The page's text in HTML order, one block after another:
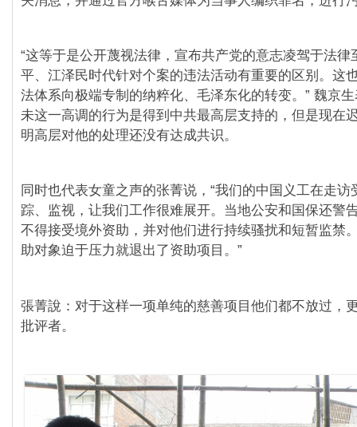
“这等于是公开蔑视法律，宣布共产党的意志凌驾于法律
平、江泽民时代针对个案的违法活动有重要的区别。这
法体系向极端专制的纳粹化、毛泽东化的转变。” 魏京
未这一高调的行为是得到中共最高层支持的，但是现在
明高层对他的处理还没有达成共识。
同时也代表女童之声的张菁说，“我们的中国义工在走访
踪、监视，让我们工作很难展开。当地公安和国保还警
不得接受境外资助，并对他们进行持续骚扰和短暂监禁
助对象迫于压力就退出了资助项目。”
張菁說：对于这样一项单纯的慈善项目他们都不放过，
批评者。